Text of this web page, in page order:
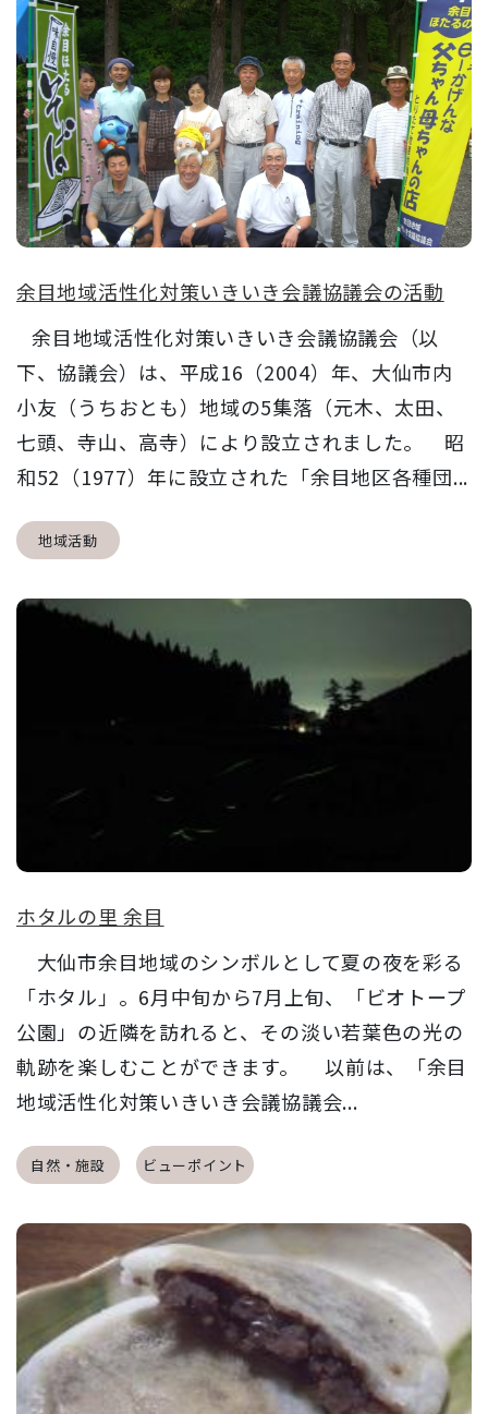
余目地域活性化対策いきいき会議協議会の活動
余目地域活性化対策いきいき会議協議会（以
下、協議会）は、平成16（2004）年、大仙市内
小友（うちおとも）地域の5集落（元木、太田、
七頭、寺山、高寺）により設立されました。 昭
和52（1977）年に設立された「余目地区各種団...
地域活動
ホタルの里 余目
大仙市余目地域のシンボルとして夏の夜を彩る
「ホタル」。6月中旬から7月上旬、「ビオトープ
公園」の近隣を訪れると、その淡い若葉色の光の
軌跡を楽しむことができます。 以前は、「余目
地域活性化対策いきいき会議協議会...
自然・施設 ビューポイント